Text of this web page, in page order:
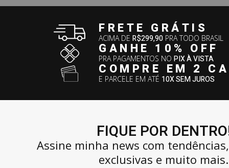
FRETE GRÁTIS
ACIMA DER$299,90 PRA TODO BRASIL
GANHE 10% OFF
PRA PAGAMENTOS NOPIX À VISTA
COMPRE EM 2
E PARCELE EM ATÉ 10X SEM JUROS
FIQUE POR
Assine minha news com
exclusivas e muito mais.